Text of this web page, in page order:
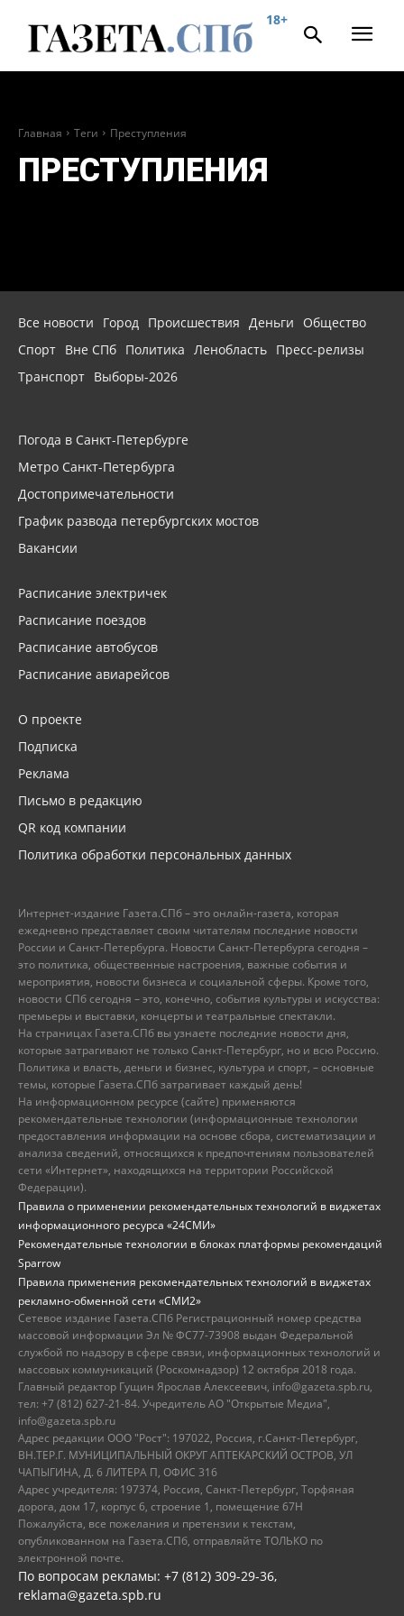
18+
Главная Теги Преступления
ПРЕСТУПЛЕНИЯ
Все новости Город Происшествия Деньги
Общество
Спорт Вне СПб Политика Ленобласть Пресс-релизы
Транспорт Выборы-2026
Погода в Санкт-Петербурге
Метро Санкт-Петербурга
Достопримечательности
График развода петербургских мостов
Вакансии
Расписание электричек
Расписание поездов
Расписание автобусов
Расписание авиарейсов
О проекте
Подписка
Реклама
Письмо в редакцию
QR код компании
Политика обработки персональных данных
Интернет-издание Газета.СПб – это онлайн-газета, которая
ежедневно представляет своим читателям последние новости
России и Санкт-Петербурга. Новости Санкт-Петербурга сегодня –
это политика, общественные настроения, важные события и
мероприятия, новости бизнеса и социальной сферы. Кроме того,
новости СПб сегодня – это, конечно, события культуры и искусства:
премьеры и выставки, концерты и театральные спектакли.
На страницах Газета.СПб вы узнаете последние новости дня,
которые затрагивают не только Санкт-Петербург, но и всю Россию.
Политика и власть, деньги и бизнес, культура и спорт, – основные
темы, которые Газета.СПб затрагивает каждый день!
На информационном ресурсе (сайте) применяются
рекомендательные технологии (информационные технологии
предоставления информации на основе сбора, систематизации и
анализа сведений, относящихся к предпочтениям пользователей
сети «Интернет», находящихся на территории Российской
Федерации).
Правила о применении рекомендательных технологий в виджетах
информационного ресурса «24СМИ»
Рекомендательные технологии в блоках платформы рекомендаций
Sparrow
Правила применения рекомендательных технологий в виджетах
рекламно-обменной сети «СМИ2»
Сетевое издание Газета.СПб Регистрационный номер средства
массовой информации Эл № ФС77-73908 выдан Федеральной
службой по надзору в сфере связи, информационных технологий и
массовых коммуникаций (Роскомнадзор) 12 октября 2018 года.
Главный редактор Гущин Ярослав Алексеевич, info@gazeta.spb.ru,
тел: +7 (812) 627-21-84. Учредитель АО "Открытые Медиа",
info@gazeta.spb.ru
Адрес редакции ООО "Рост": 197022, Россия, г.Санкт-Петербург,
ВН.ТЕР.Г. МУНИЦИПАЛЬНЫЙ ОКРУГ АПТЕКАРСКИЙ ОСТРОВ, УЛ
ЧАПЫГИНА, Д. 6 ЛИТЕРА П, ОФИС 316
Адрес учредителя: 197374, Россия, Санкт-Петербург, Торфяная
дорога, дом 17, корпус 6, строение 1, помещение 67Н
Пожалуйста, все пожелания и претензии к текстам,
опубликованном на Газета.СПб, отправляйте ТОЛЬКО по
электронной почте.
По вопросам рекламы: +7 (812) 309-29-36,
reklama@gazeta.spb.ru